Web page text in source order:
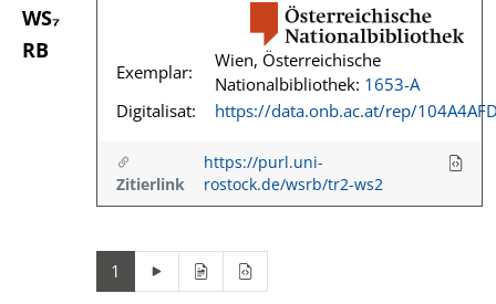
WS₇
RB
Exemplar:
Wien, Österreichische
Nationalbibliothek: 1653-A
Digitalisat:
https://data.onb.ac.at/rep/
Zitierlink
https://purl.uni-
rostock.de/wsrb/tr2-ws2
1